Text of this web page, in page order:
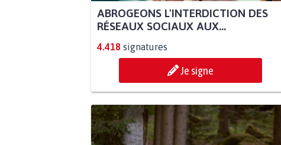
ABROGEONS L'INTERDICTION DES
RÉSEAUX SOCIAUX AUX...
4.418 signatures
Je signe